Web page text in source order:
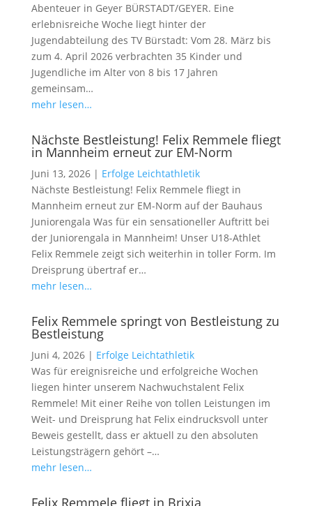
Abenteuer in Geyer BÜRSTADT/GEYER. Eine
erlebnisreiche Woche liegt hinter der
Jugendabteilung des TV Bürstadt: Vom 28. März bis
zum 4. April 2026 verbrachten 35 Kinder und
Jugendliche im Alter von 8 bis 17 Jahren
gemeinsam…
mehr lesen…
Nächste Bestleistung! Felix Remmele fliegt
in Mannheim erneut zur EM-Norm
Juni 13, 2026| Erfolge Leichtathletik
Nächste Bestleistung! Felix Remmele fliegt in
Mannheim erneut zur EM-Norm auf der Bauhaus
Juniorengala Was für ein sensationeller Auftritt bei
der Juniorengala in Mannheim! Unser U18-Athlet
Felix Remmele zeigt sich weiterhin in toller Form. Im
Dreisprung übertraf er…
mehr lesen…
Felix Remmele springt von Bestleistung zu
Bestleistung
Juni 4, 2026| Erfolge Leichtathletik
Was für ereignisreiche und erfolgreiche Wochen
liegen hinter unserem Nachwuchstalent Felix
Remmele! Mit einer Reihe von tollen Leistungen im
Weit- und Dreisprung hat Felix eindrucksvoll unter
Beweis gestellt, dass er aktuell zu den absoluten
Leistungsträgern gehört –…
mehr lesen…
Felix Remmele fliegt in Brixia